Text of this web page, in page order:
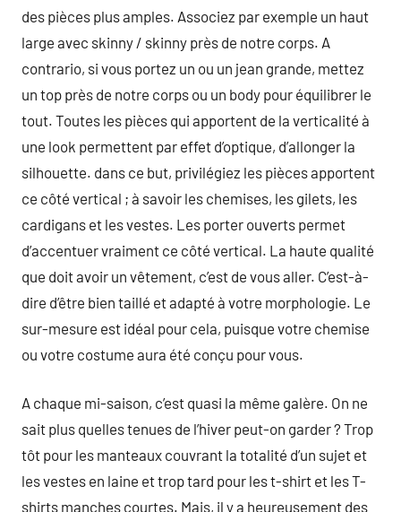
des pièces plus amples. Associez par exemple un haut
large avec skinny / skinny près de notre corps. A
contrario, si vous portez un ou un jean grande, mettez
un top près de notre corps ou un body pour équilibrer le
tout. Toutes les pièces qui apportent de la verticalité à
une look permettent par effet d’optique, d’allonger la
silhouette. dans ce but, privilégiez les pièces apportent
ce côté vertical ; à savoir les chemises, les gilets, les
cardigans et les vestes. Les porter ouverts permet
d’accentuer vraiment ce côté vertical. La haute qualité
que doit avoir un vêtement, c’est de vous aller. C’est-à-
dire d’être bien taillé et adapté à votre morphologie. Le
sur-mesure est idéal pour cela, puisque votre chemise
ou votre costume aura été conçu pour vous.
A chaque mi-saison, c’est quasi la même galère. On ne
sait plus quelles tenues de l’hiver peut-on garder ? Trop
tôt pour les manteaux couvrant la totalité d’un sujet et
les vestes en laine et trop tard pour les t-shirt et les T-
shirts manches courtes. Mais, il y a heureusement des